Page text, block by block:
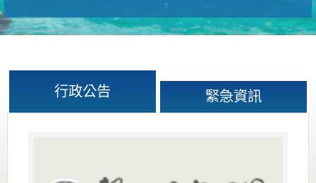
行政公告 緊急資訊